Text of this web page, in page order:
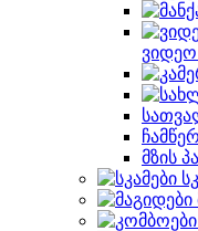
ვიდეო
მზის